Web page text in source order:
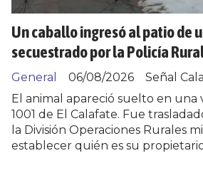
Un caballo ingresó al patio de
secuestrado por la Policía
Señal
General
06/08/2026
El animal apareció suelto en una
1001 de El Calafate. Fue
la División Operaciones Rurales
establecer quién es su